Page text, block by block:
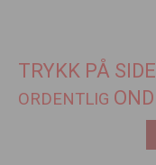
TRYKK PÅ
ORDENTLIG